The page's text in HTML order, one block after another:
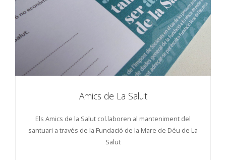
Amics de La Salut
Els Amics de la Salut col.laboren al manteniment del
santuari a través de la Fundació de la Mare de Déu de La
Salut